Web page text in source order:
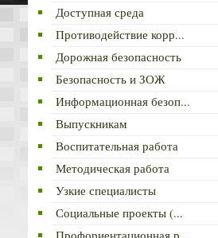
Доступная среда
Противодействие корр...
Дорожная безопасность
Безопасность и ЗОЖ
Информационная безоп...
Выпускникам
Воспитательная работа
Методическая работа
Узкие специалисты
Социальные проекты (...